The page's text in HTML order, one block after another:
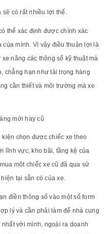
sẽ có rất nhiều lợi thế.
thể xác định được chính xác
mình. Vì vậy điều thuận lợi là
nâng các thông số kỹ thuật mà
chẳng hạn như tải trọng hàng
cần thiết và môi trường mà xe
kiện chọn được chiếc xe theo
lĩnh vực, kho bãi, tầng kệ của
một chiếc xe cũ đã qua sử
tại sẵn có của xe.
điền thông số vào một số form
lý và cần phải làm để nhà cung
với mình, ngoài ra doanh